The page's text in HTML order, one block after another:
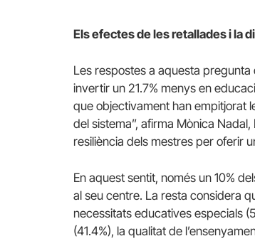
Els efectes de les retallades i la
Les respostes a aquesta
invertir un 21.7% menys en
que objectivament han empitjorat
del sistema”, afirma Mònica
resiliència dels mestres per oferir
En aquest sentit, només un 10%
al seu centre. La resta considera
necessitats educatives especials
(41.4%), la qualitat de